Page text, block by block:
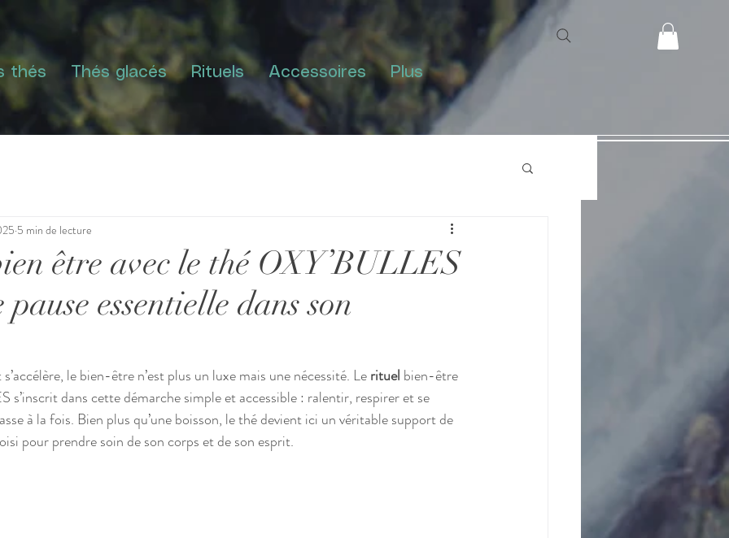
thés Thés glacés Rituels Accessoires Plus
être avec le thé OXY’BULLES
essentielle dans son
5 min de lecture
le bien-être n’est plus un luxe mais une nécessité. Le rituel bien-être
s’inscrit dans cette démarche simple et accessible : ralentir, respirer et se
à la fois. Bien plus qu’une boisson, le thé devient ici un véritable support de
pour prendre soin de son corps et de son esprit.